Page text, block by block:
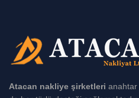
Atacan nakliye şirketleri anahtar